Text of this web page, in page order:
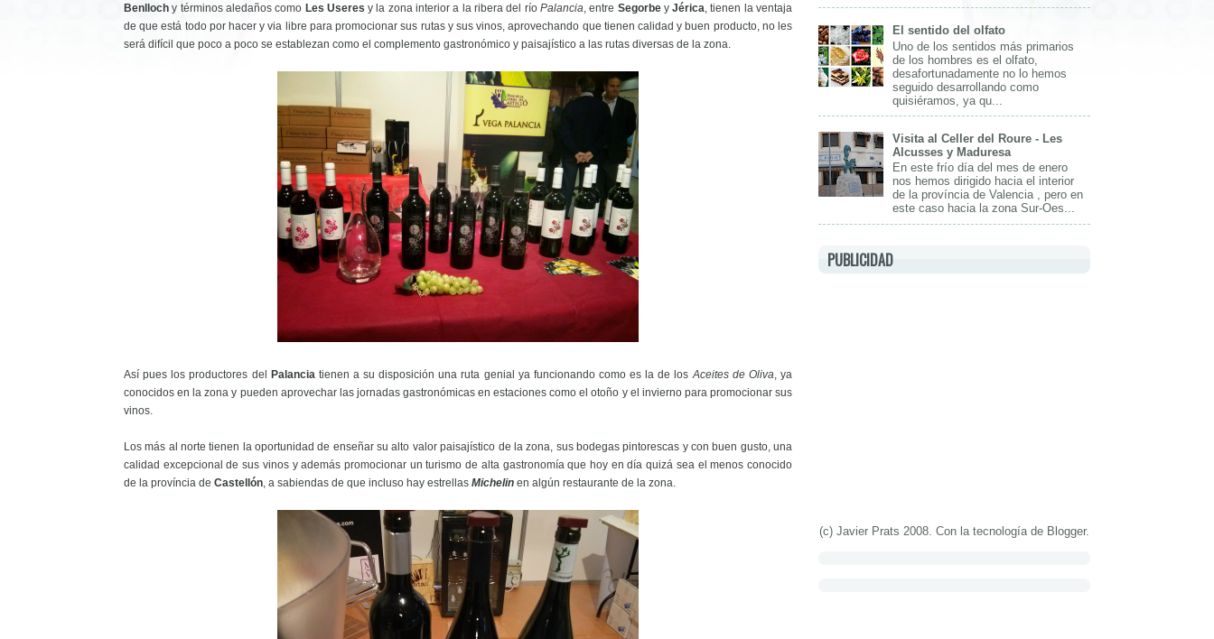
Benlloch y términos aledaños como Les Useres y la zona interior a la ribera del río Palancia, entre SegorbeyJérica, tienen la ventaja
de que está todo por hacer y via libre para promocionar sus rutas y sus vinos, aprovechando que tienen calidad y buen producto, no les
será difícil que poco a poco se establezan como el complemento gastronómico y paisajístico a las rutas diversas de la zona.
Así pues los productores del Palanciatienen a su disposición una ruta genial ya funcionando como es la de losAceites de Oliva, ya
conocidos en la zona y pueden aprovechar las jornadas gastronómicas en estaciones como el otoño y el invierno para promocionar sus
vinos.
Los más al norte tienen la oportunidad de enseñar su alto valor paisajístico de la zona, sus bodegas pintorescas y con buen gusto, una
calidad excepcional de sus vinos y además promocionar un turismo de alta gastronomía que hoy en día quizá sea el menos conocido
de la província de Castellón, a sabiendas de que incluso hay estrellas Michelin en algún restaurante de la zona.
El sentido del olfato
Uno de los sentidos más primarios
de los hombres es el olfato,
desafortunadamente no lo hemos
seguido desarrollando como
quisiéramos, ya qu...
Visita al Celler del Roure - Les
Alcusses y Maduresa
En este frío día del mes de enero
nos hemos dirigido hacia el interior
de la província de Valencia , pero en
este caso hacia la zona Sur-Oes...
PUBLICIDAD
(c) Javier Prats 2008. Con la tecnología de Blogger.